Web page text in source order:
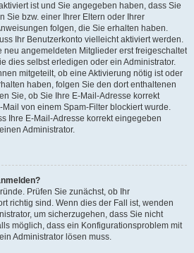
ist und Sie angegeben haben, dass Sie
Sie bzw. einer Ihrer Eltern oder Ihrer
folgen, die Sie erhalten haben.
Ihr Benutzerkonto vielleicht aktiviert werden.
neu angemeldeten Mitglieder erst freigeschaltet
dies selbst erledigen oder ein Administrator.
mitgeteilt, ob eine Aktivierung nötig ist oder
haben, folgen Sie den dort enthaltenen
Sie, ob Sie Ihre E-Mail-Adresse korrekt
von einem Spam-Filter blockiert wurde.
Ihre E-Mail-Adresse korrekt eingegeben
Administrator.
Prüfen Sie zunächst, ob Ihr
richtig sind. Wenn dies der Fall ist, wenden
um sicherzugehen, dass Sie nicht
möglich, dass ein Konfigurationsproblem mit
Administrator lösen muss.